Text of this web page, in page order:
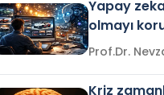
Yapay
olmayı
Kriz